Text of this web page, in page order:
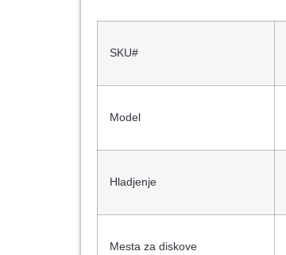
SKU#
Model
Hladjenje
Mesta za diskove